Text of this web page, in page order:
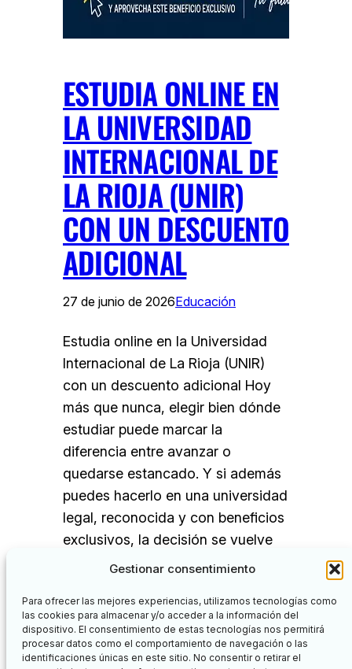
Gestionar consentimiento
Para ofrecer las mejores experiencias, utilizamos tecnologías como
las cookies para almacenar y/o acceder a la información del
dispositivo. El consentimiento de estas tecnologías nos permitirá
procesar datos como el comportamiento de navegación o las
identificaciones únicas en este sitio. No consentir o retirar el
ESTUDIA ONLINE EN
LA UNIVERSIDAD
INTERNACIONAL DE
LA RIOJA (UNIR)
CON UN DESCUENTO
ADICIONAL
27 de junio de 2026Educación
Estudia online en la Universidad
Internacional de La Rioja (UNIR)
con un descuento adicional Hoy
más que nunca, elegir bien dónde
estudiar puede marcar la
diferencia entre avanzar o
quedarse estancado. Y si además
puedes hacerlo en una universidad
legal, reconocida y con beneficios
exclusivos, la decisión se vuelve
aún más inteligente: Estudia online